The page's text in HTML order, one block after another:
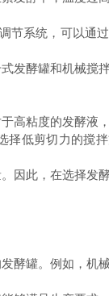
节系统，可以通
发酵罐和机械搅
高粘度的发酵液
择低剪切力的搅
因此，在选择发
酵罐。例如，机